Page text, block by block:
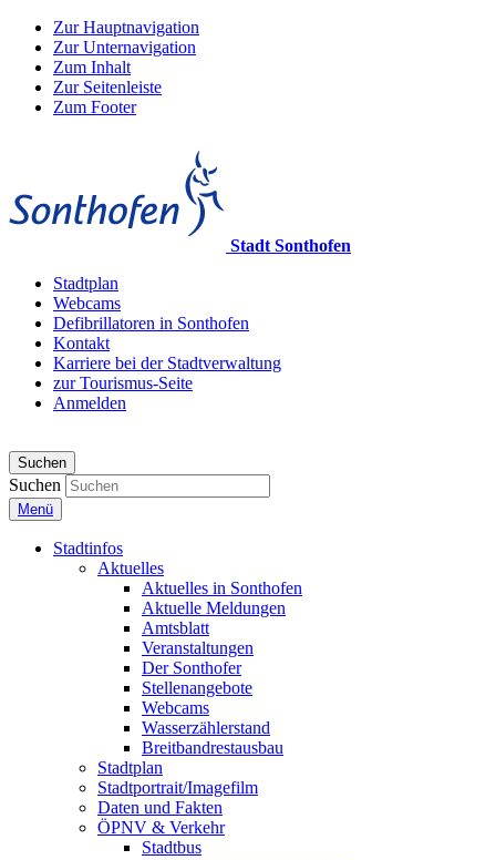
Zur Hauptnavigation
Zur Unternavigation
Zum Inhalt
Zur Seitenleiste
Zum Footer
Stadt Sonthofen
Stadtplan
Webcams
Defibrillatoren in Sonthofen
Kontakt
Karriere bei der Stadtverwaltung
zur Tourismus-Seite
Anmelden
Suchen
Suchen
Menü
Stadtinfos
Aktuelles
Aktuelles in Sonthofen
Aktuelle Meldungen
Amtsblatt
Veranstaltungen
Der Sonthofer
Stellenangebote
Webcams
Wasserzählerstand
Breitbandrestausbau
Stadtplan
Stadtportrait/Imagefilm
Daten und Fakten
ÖPNV & Verkehr
Stadtbus